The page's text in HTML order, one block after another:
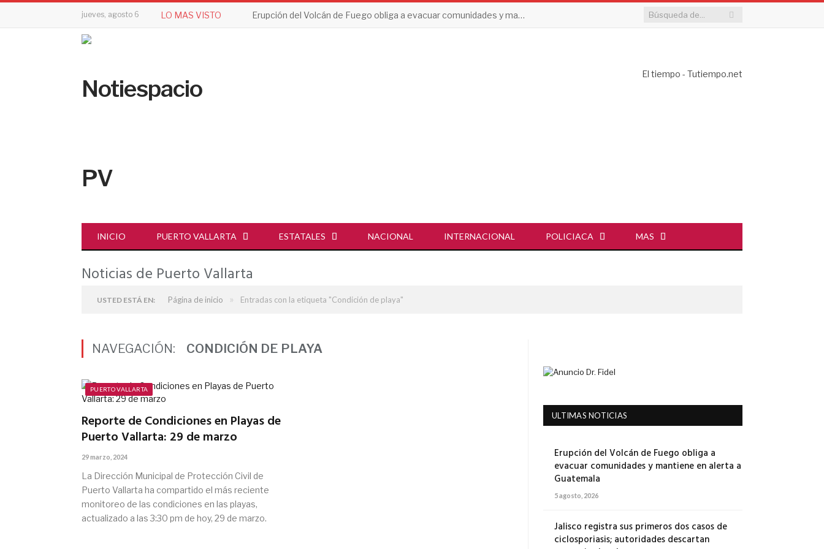
jueves, agosto 6 LO MAS VISTO Erupción del Volcán de Fuego obliga a evacuar comunidades y mantiene en alerta a Guatemala
El tiempo - Tutiempo.net
INICIO PUERTO VALLARTA ESTATALES NACIONAL INTERNACIONAL POLICIACA MAS
Noticias de Puerto Vallarta
USTED ESTÁ EN: Página de inicio » Entradas con la etiqueta "Condición de playa"
NAVEGACIÓN: CONDICIÓN DE PLAYA
PUERTO VALLARTA
Reporte de Condiciones en Playas de
Puerto Vallarta: 29 de marzo
29 marzo, 2024
La Dirección Municipal de Protección Civil de
Puerto Vallarta ha compartido el más reciente
monitoreo de las condiciones en las playas,
actualizado a las 3:30 pm de hoy, 29 de marzo.
ULTIMAS NOTICIAS
Erupción del Volcán de Fuego obliga a
evacuar comunidades y mantiene en alerta a
Guatemala
5 agosto, 2026
Jalisco registra sus primeros dos casos de
ciclosporiasis; autoridades descartan